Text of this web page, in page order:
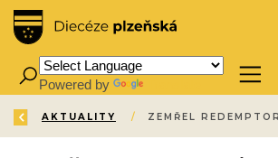
Powered by
ZPĚT
ÚVOD /
AKTUALITY /